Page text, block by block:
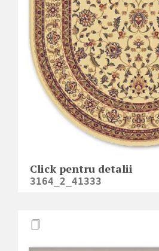
Click pentru detalii
3164_2_41333